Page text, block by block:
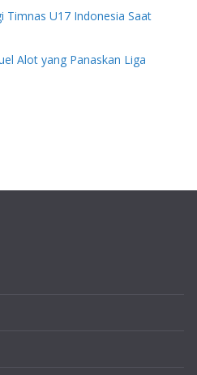
Timnas U17 Indonesia Saat
Alot yang Panaskan Liga